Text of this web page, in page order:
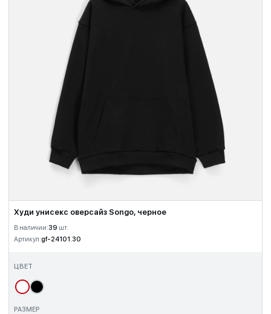
Худи унисекс оверсайз Songo, черное
В наличии:39 шт.
Артикул:gf-24101.30
ЦВЕТ
РАЗМЕР